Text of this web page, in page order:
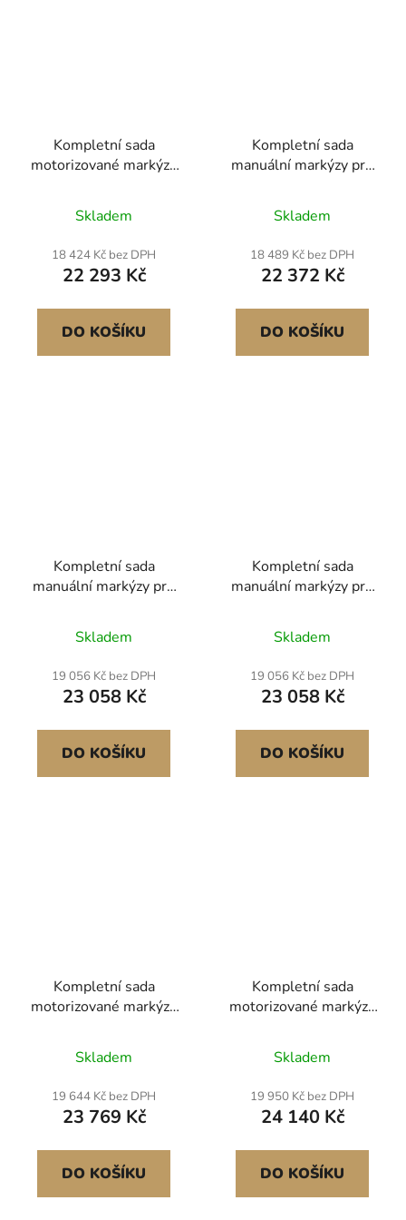
Kompletní sada
motorizované markýzy
zatahovací markýza s
rámem z hliníkové
slitiny, venkovní
markýza pro přívěsy,
vhodná pro většinu
obytných vozů (černá)
Skladem
18 424 Kč bez DPH
22 293 Kč
DO KOŠÍKU
Kompletní sada
manuální markýzy pro
zatahovací markýza s
rámem z hliníkové
slitiny, venkovní
markýza pro přívěsy,
vhodná pro většinu
obytných vozů (černá)
Skladem
18 489 Kč bez DPH
22 372 Kč
DO KOŠÍKU
Kompletní sada
manuální markýzy pro
zatahovací markýza s
rámem z hliníkové
slitiny, venkovní
markýza pro přívěsy,
vhodná pro většinu
obytných vozů (černá)
Skladem
19 056 Kč bez DPH
23 058 Kč
DO KOŠÍKU
Kompletní sada
manuální markýzy pro
zatahovací markýza s
rámem z hliníkové
slitiny, venkovní
markýza pro přívěsy,
vhodná pro většinu
obytných vozů (modrá
barva)
Skladem
19 056 Kč bez DPH
23 058 Kč
DO KOŠÍKU
Kompletní sada
motorizované markýzy
zatahovací markýza s
rámem z hliníkové
slitiny, venkovní
markýza pro přívěsy,
vhodná pro většinu
obytných vozů (černá)
Skladem
19 644 Kč bez DPH
23 769 Kč
DO KOŠÍKU
Kompletní sada
motorizované markýzy
zatahovací markýza s
rámem z hliníkové
slitiny, venkovní
markýza pro přívěsy,
vhodná pro většinu
obytných vozů (černá)
Skladem
19 950 Kč bez DPH
24 140 Kč
DO KOŠÍKU